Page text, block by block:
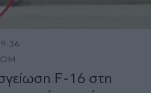
F-16 στη